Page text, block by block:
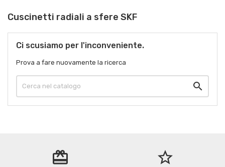
Cuscinetti radiali a sfere SKF
Ci scusiamo per l'inconveniente.
Prova a fare nuovamente la ricerca

redeem star_border